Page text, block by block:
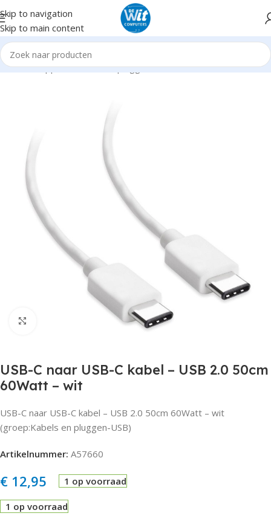
Skip to navigation
Skip to main content
Home Supplies Kabels en pluggen USB
USB-C naar USB-C kabel – USB 2.0 50cm
60Watt – wit
USB-C naar USB-C kabel – USB 2.0 50cm 60Watt – wit
(groep:Kabels en pluggen-USB)
Artikelnummer: A57660
€ 12,95 1 op voorraad
1 op voorraad